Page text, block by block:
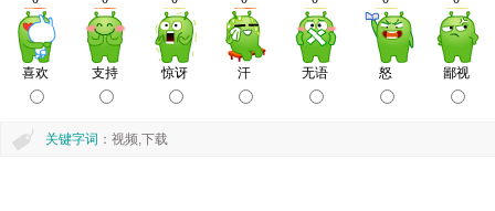
关键字词 ：视频,下载